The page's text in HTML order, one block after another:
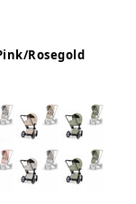
Rosegold